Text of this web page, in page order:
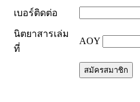
เบอร์ติดต่อ
นิตยาสารเล่ม
ที่
AOY